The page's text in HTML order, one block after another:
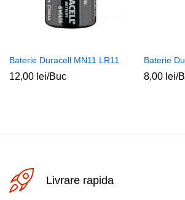
Baterie Duracell MN11 LR11
12,00 lei/Buc
Baterie
8,00 lei/
Livrare rapida